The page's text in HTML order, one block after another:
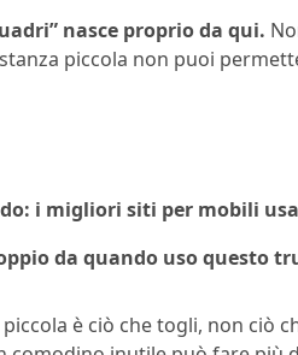
nasce proprio da qui.
piccola non puoi
i migliori siti per mobili
da quando uso questo
è ciò che togli, non ciò